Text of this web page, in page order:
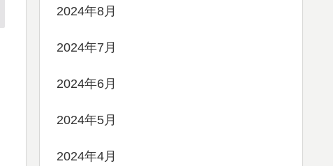
2024年8月
2024年7月
2024年6月
2024年5月
2024年4月